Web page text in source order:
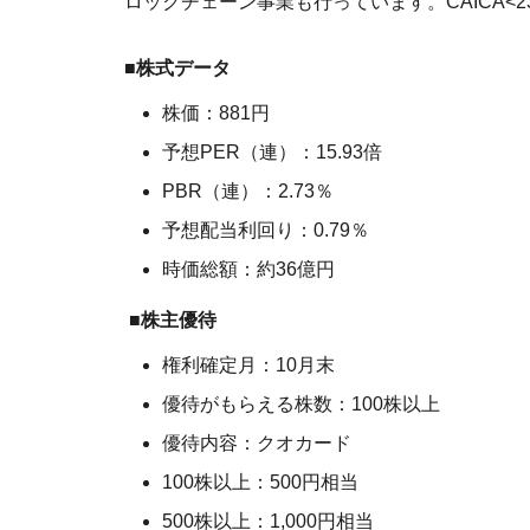
■株式データ
株価：881円
予想PER（連）：15.93倍
PBR（連）：2.73％
予想配当利回り：0.79％
時価総額：約36億円
■株主優待
権利確定月：10月末
優待がもらえる株数：100株以上
優待内容：クオカード
100株以上：500円相当
500株以上：1,000円相当